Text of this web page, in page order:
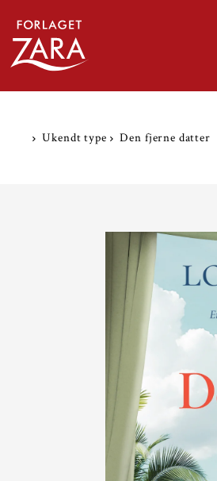
TRANSLATION MISSING:
Ukendt type Den fjerne datter